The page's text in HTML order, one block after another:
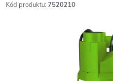
Kód produktu: 7520210